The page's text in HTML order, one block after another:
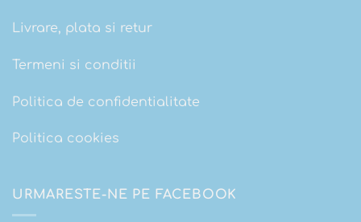
Livrare, plata si retur
Termeni si conditii
Politica de confidentialitate
Politica cookies
URMARESTE-NE PE FACEBOOK